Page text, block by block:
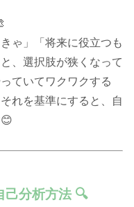
ゃ」「将来に役立つも
、選択肢が狭くなって
ていてワクワクする
れを基準にすると、自
己分析方法 🔍